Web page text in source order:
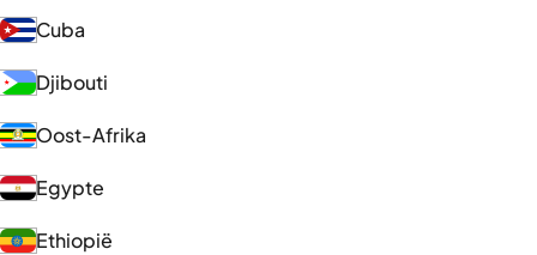
Cuba
Djibouti
Oost-Afrika
Egypte
Ethiopië